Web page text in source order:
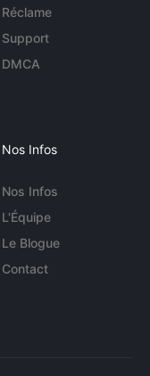
Réclame
Support
DMCA
Nos Infos
Nos Infos
L'Équipe
Le Blogue
Contact